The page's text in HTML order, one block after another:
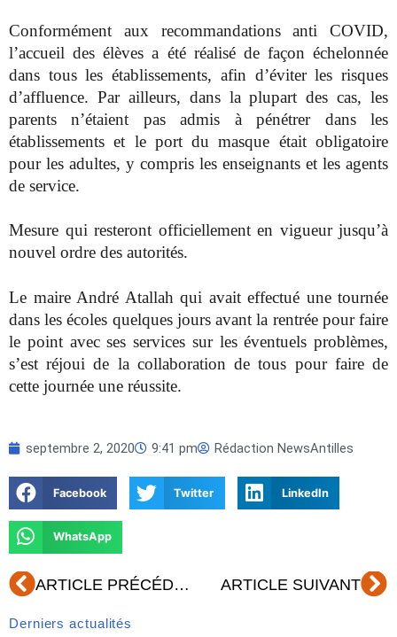
Conformément aux recommandations anti COVID,
l’accueil des élèves a été réalisé de façon échelonnée
dans tous les établissements, afin d’éviter les risques
d’affluence. Par ailleurs, dans la plupart des cas, les
parents n’étaient pas admis à pénétrer dans les
établissements et le port du masque était obligatoire
pour les adultes, y compris les enseignants et les agents
de service.
Mesure qui resteront officiellement en vigueur jusqu’à
nouvel ordre des autorités.
Le maire André Atallah qui avait effectué une tournée
dans les écoles quelques jours avant la rentrée pour faire
le point avec ses services sur les éventuels problèmes,
s’est réjoui de la collaboration de tous pour faire de
cette journée une réussite.
septembre 2, 2020 9:41 pm Rédaction NewsAntilles
Facebook Twitter LinkedIn
WhatsApp
Précédent ARTICLE PRÉCÉDENT ARTICLE SUIVANT
Derniers actualités